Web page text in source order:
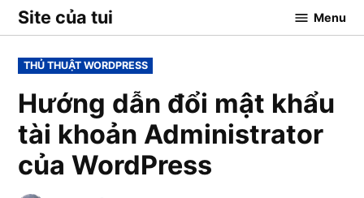
Skip
to
content
Site của tui Menu
POSTED
IN
THỦ THUẬT WORDPRESS
Hướng dẫn đổi mật khẩu
tài khoản Administrator
của WordPress